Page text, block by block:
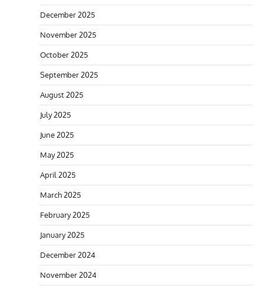
December 2025
November 2025
October 2025
September 2025
August 2025
July 2025
June 2025
May 2025
April 2025
March 2025
February 2025
January 2025
December 2024
November 2024